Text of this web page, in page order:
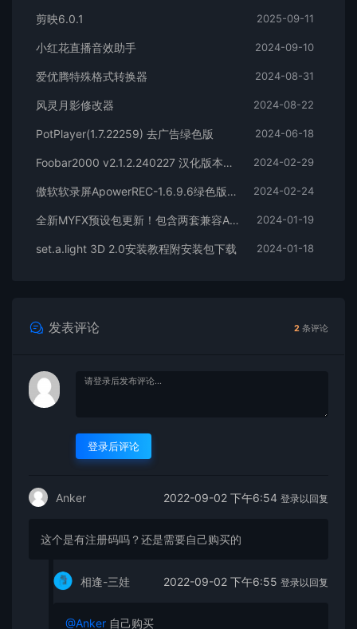
剪映6.0.1 2025-09-11
小红花直播音效助手 2024-09-10
爱优腾特殊格式转换器 2024-08-31
风灵月影修改器 2024-08-22
PotPlayer(1.7.22259) 去广告绿色版 2024-06-18
Foobar2000 v2.1.2.240227 汉化版本下载 2024-02-29
傲软软录屏ApowerREC-1.6.9.6绿色版本 2024-02-24
全新MYFX预设包更新！包含两套兼容AEPR的预设，后期剪辑包装必备 2024-01-19
set.a.light 3D 2.0安装教程附安装包下载 2024-01-18
发表评论 2 条评论
登录后评论
Anker 2022-09-02 下午6:54 登录以回复
这个是有注册码吗？还是需要自己购买的
相逢-三娃 2022-09-02 下午6:55 登录以回复
@Anker 自己购买